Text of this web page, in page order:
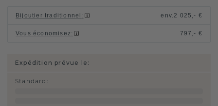
Bijoutier traditionnel : env.2 025,- €
Vous économisez: 797,- €
Expédition prévue le:
Standard :